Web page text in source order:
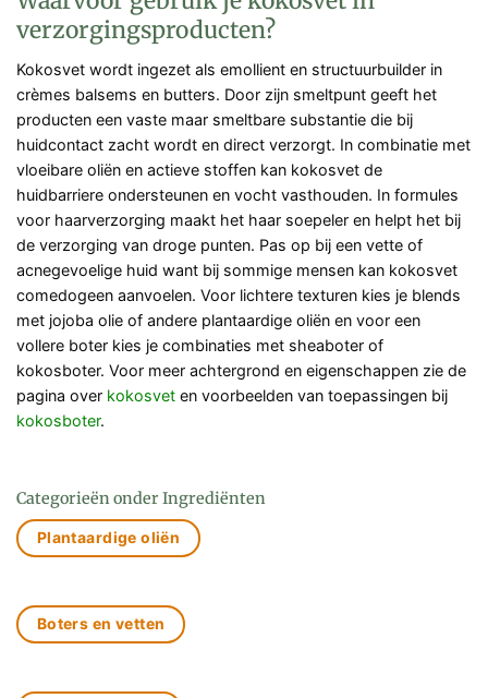
verzorgingsproducten?
Kokosvet wordt ingezet als emollient en structuurbuilder in
crèmes balsems en butters. Door zijn smeltpunt geeft het
producten een vaste maar smeltbare substantie die bij
huidcontact zacht wordt en direct verzorgt. In combinatie met
vloeibare oliën en actieve stoffen kan kokosvet de
huidbarriere ondersteunen en vocht vasthouden. In formules
voor haarverzorging maakt het haar soepeler en helpt het bij
de verzorging van droge punten. Pas op bij een vette of
acnegevoelige huid want bij sommige mensen kan kokosvet
comedogeen aanvoelen. Voor lichtere texturen kies je blends
met jojoba olie of andere plantaardige oliën en voor een
vollere boter kies je combinaties met sheaboter of
kokosboter. Voor meer achtergrond en eigenschappen zie de
pagina over kokosvet en voorbeelden van toepassingen bij
kokosboter.
Categorieën onder Ingrediënten
Plantaardige oliën
Boters en vetten